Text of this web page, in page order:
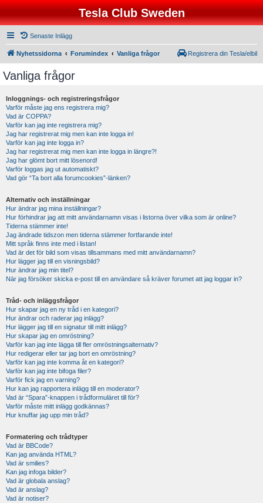
Tesla Club Sweden
Senaste Inlägg
Nyhetssidorna Forumindex Vanliga frågor Registrera din Tesla/elbil
Vanliga frågor
Inloggnings- och registreringsfrågor
Varför måste jag ens registrera mig?
Vad är COPPA?
Varför kan jag inte registrera mig?
Jag har registrerat mig men kan inte logga in!
Varför kan jag inte logga in?
Jag har registrerat mig men kan inte logga in längre?!
Jag har glömt bort mitt lösenord!
Varför loggas jag ut automatiskt?
Vad gör “Ta bort alla forumcookies”-länken?
Alternativ och inställningar
Hur ändrar jag mina inställningar?
Hur förhindrar jag att mitt användarnamn visas i listorna över vilka som är online?
Tiderna stämmer inte!
Jag ändrade tidszon men tiderna stämmer fortfarande inte!
Mitt språk finns inte med i listan!
Vad är det för bild som visas tillsammans med mitt användarnamn?
Hur lägger jag till en visningsbild?
Hur ändrar jag min titel?
När jag försöker skicka e-post till en användare så kräver forumet att jag loggar in?
Tråd- och inläggsfrågor
Hur skapar jag en ny tråd i en kategori?
Hur ändrar och raderar jag inlägg?
Hur lägger jag till en signatur till mitt inlägg?
Hur skapar jag en omröstning?
Varför kan jag inte lägga till fler omröstningsalternativ?
Hur redigerar eller tar jag bort en omröstning?
Varför kan jag inte komma åt en kategori?
Varför kan jag inte bifoga filer?
Varför fick jag en varning?
Hur kan jag rapportera inlägg till en moderator?
Vad är “Spara”-knappen i trådformuläret till för?
Varför måste mitt inlägg godkännas?
Hur knuffar jag upp min tråd?
Formatering och trådtyper
Vad är BBCode?
Kan jag använda HTML?
Vad är smilies?
Kan jag infoga bilder?
Vad är globala anslag?
Vad är anslag?
Vad är notiser?